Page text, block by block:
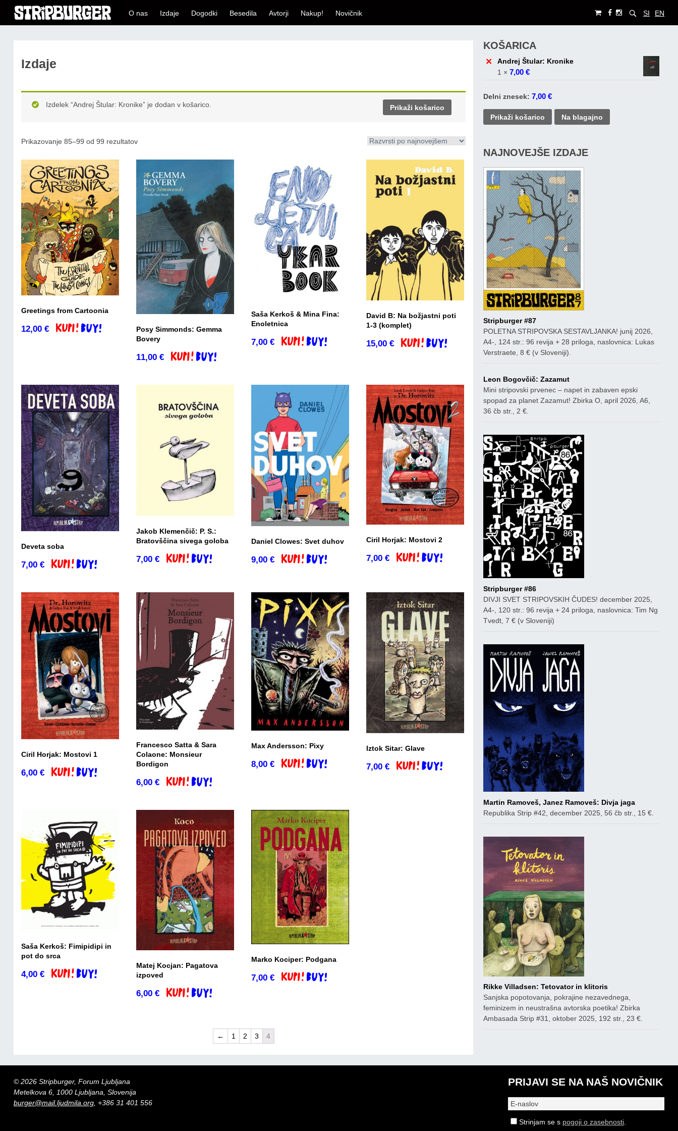
O nas Izdaje Dogodki Besedila Avtorji Nakup! Novičnik SI EN
Izdaje
Prikaži košarico
Izdelek “Andrej Štular: Kronike” je dodan v košarico.
Prikazovanje 85–99 od 99 rezultatov
Greetings from Cartoonia
12,00 € Dodaj v košarico
Posy Simmonds: Gemma
Bovery
11,00 € Dodaj v košarico
Saša Kerkoš & Mina Fina:
Enoletnica
7,00 € Dodaj v košarico
David B: Na božjastni poti
1-3 (komplet)
15,00 € Dodaj v košarico
Deveta soba
7,00 € Dodaj v košarico
Jakob Klemenčič: P. S.:
Bratovščina sivega goloba
7,00 € Dodaj v košarico
Daniel Clowes: Svet duhov
9,00 € Dodaj v košarico
Ciril Horjak: Mostovi 2
7,00 € Dodaj v košarico
Ciril Horjak: Mostovi 1
6,00 € Dodaj v košarico
Francesco Satta & Sara
Colaone: Monsieur
Bordigon
6,00 € Dodaj v košarico
Max Andersson: Pixy
8,00 € Dodaj v košarico
Iztok Sitar: Glave
7,00 € Dodaj v košarico
Saša Kerkoš: Fimipidipi in
pot do srca
4,00 € Dodaj v košarico
Matej Kocjan: Pagatova
izpoved
6,00 € Dodaj v košarico
Marko Kociper: Podgana
7,00 € Dodaj v košarico
← 1 2 3 4
KOŠARICA
×
Andrej Štular: Kronike
1 ×7,00€
Delni znesek: 7,00€
Prikaži košarico Na blagajno
NAJNOVEJŠE IZDAJE
Stripburger #87
POLETNA STRIPOVSKA SESTAVLJANKA! junij 2026,
A4-, 124 str.: 96 revija + 28 priloga, naslovnica: Lukas
Verstraete, 8 € (v Sloveniji).
Leon Bogovčič: Zazamut
Mini stripovski prvenec – napet in zabaven epski
spopad za planet Zazamut! Zbirka O, april 2026, A6,
36 čb str., 2 €.
Stripburger #86
DIVJI SVET STRIPOVSKIH ČUDES! december 2025,
A4-, 120 str.: 96 revija + 24 priloga, naslovnica: Tim Ng
Tvedt, 7 € (v Sloveniji)
Martin Ramoveš, Janez Ramoveš: Divja jaga
Republika Strip #42, december 2025, 56 čb str., 15 €.
Rikke Villadsen: Tetovator in klitoris
Sanjska popotovanja, pokrajine nezavednega,
feminizem in neustrašna avtorska poetika! Zbirka
Ambasada Strip #31, oktober 2025, 192 str., 23 €.
PRIJAVI SE NA NAŠ NOVIČNIK
Strinjam se s pogoji o zasebnosti
© 2026 Stripburger, Forum Ljubljana
Metelkova 6, 1000 Ljubljana, Slovenija
burger@mail.ljudmila.org, +386 31 401 556